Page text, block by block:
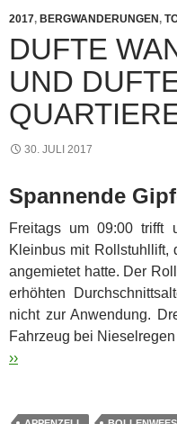
2017, BERGWANDERUNGEN,
DUFTE
UND
30. JULI 2017
Spannende
Freitags um 09:00 trifft
Kleinbus mit Rollstuhllift,
angemietet hatte. Der
erhöhten
nicht zur Anwendung.
Fahrzeug bei
››